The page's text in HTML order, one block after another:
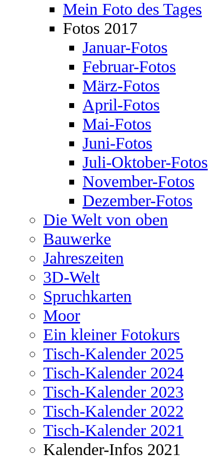
Mein Foto des Tages
Fotos 2017
Januar-Fotos
Februar-Fotos
März-Fotos
April-Fotos
Mai-Fotos
Juni-Fotos
Juli-Oktober-Fotos
November-Fotos
Dezember-Fotos
Die Welt von oben
Bauwerke
Jahreszeiten
3D-Welt
Spruchkarten
Moor
Ein kleiner Fotokurs
Tisch-Kalender 2025
Tisch-Kalender 2024
Tisch-Kalender 2023
Tisch-Kalender 2022
Tisch-Kalender 2021
Kalender-Infos 2021